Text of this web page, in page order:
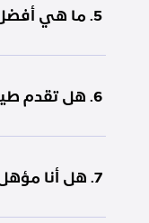
5. ما هي أفضل الفنادق القريبة من مطار هيثرو في لندن؟
6. هل تقدم طيران الرياض حاليًا عروضًا خاصة على رحلات الرياض إلى لندن؟
7. هل أنا مؤهل لخدمة النقل من وإلى المطار ودخول صالة الضيافة لرحلتي من الرياض إلى لندن؟